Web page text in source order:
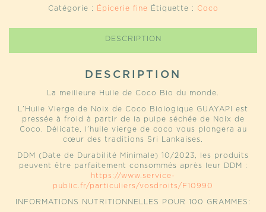
VIERGE
DU
LANKA
Catégorie : Épicerie fine Étiquette : Coco
DESCRIPTION
DESCRIPTION
La meilleure Huile de Coco Bio du monde.
L’Huile Vierge de Noix de Coco Biologique GUAYAPI est
pressée à froid à partir de la pulpe séchée de Noix de
Coco. Délicate, l’huile vierge de coco vous plongera au
cœur des traditions Sri Lankaises.
DDM (Date de Durabilité Minimale) 10/2023, les produits
peuvent être parfaitement consommés après leur DDM :
https://www.service-
public.fr/particuliers/vosdroits/F10990
INFORMATIONS NUTRITIONNELLES POUR 100 GRAMMES: